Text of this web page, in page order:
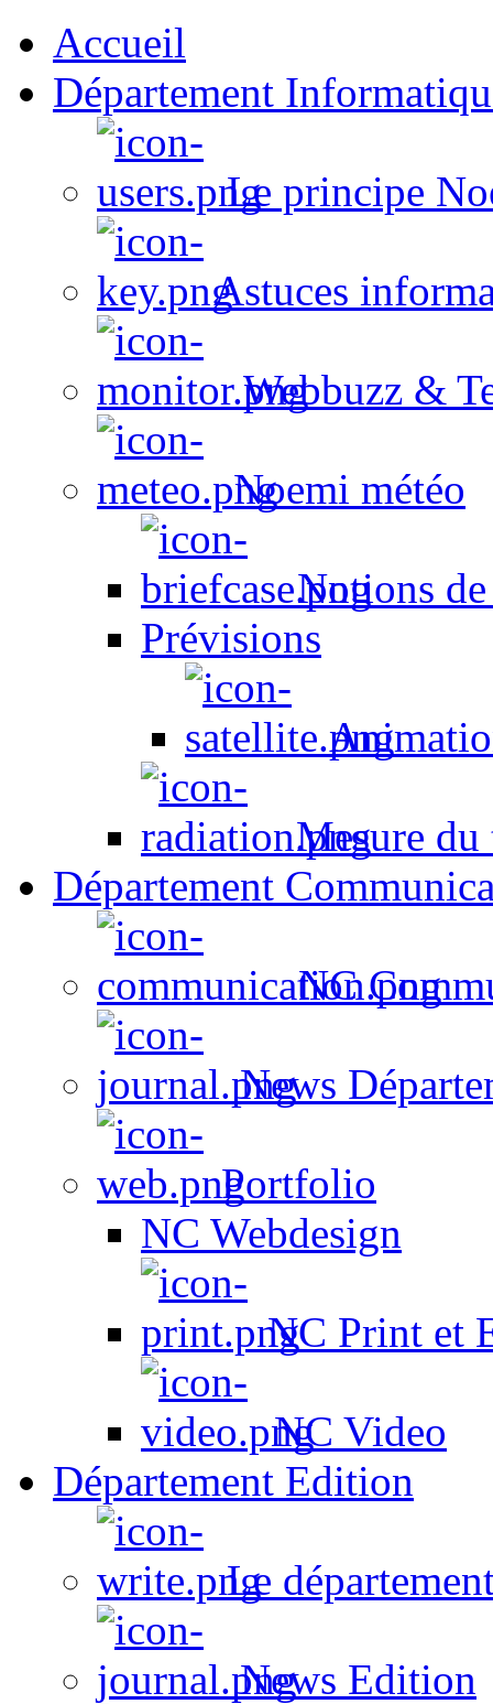
Accueil
Département
Le principe
Astuces
Webbuzz &
Noemi météo
Notions
Prévisions
Mesure du
Département
NC
News
Portfolio
NC Webdesign
NC Print et
NC Video
Département Edition
Le
News Edition